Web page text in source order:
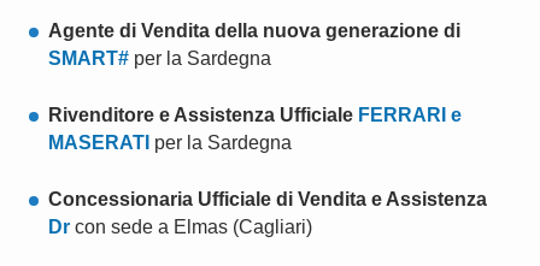
Agente di Vendita della nuova generazione di
SMART# per la Sardegna
Rivenditore e Assistenza Ufficiale FERRARI e
MASERATI per la Sardegna
Concessionaria Ufficiale di Vendita e Assistenza
Dr con sede a Elmas (Cagliari)